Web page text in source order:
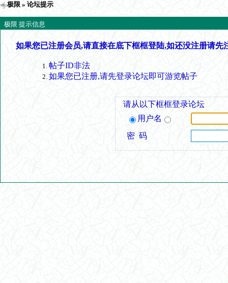
极限 » 论坛提示
极限 提示信息
如果您已注册会员,请直接在底下框框登陆,如还没注册请先
帖子ID非法
如果您已注册,请先登录论坛即可游览帖子
请从以下框框登录论坛
用户名
密 码